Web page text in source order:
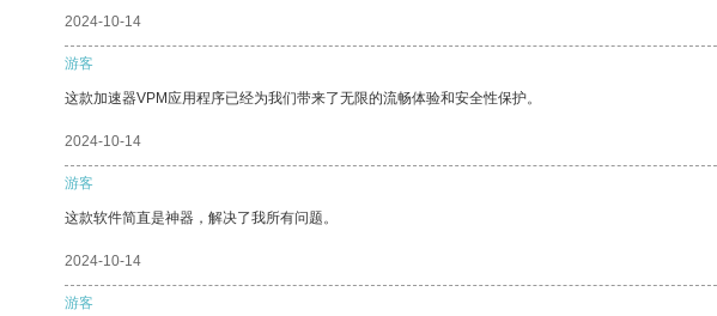
2024-10-14
游客
这款加速器VPM应用程序已经为我们带来了无限的流畅体验和安全性保护。
2024-10-14
游客
这款软件简直是神器，解决了我所有问题。
2024-10-14
游客